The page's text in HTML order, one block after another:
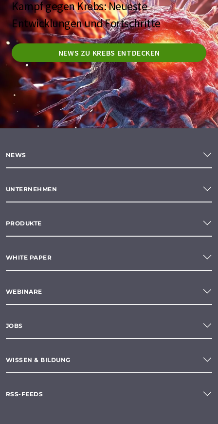
Kampf gegen Krebs: Neueste
Entwicklungen und Fortschritte
NEWS ZU KREBS ENTDECKEN
NEWS
UNTERNEHMEN
PRODUKTE
WHITE PAPER
WEBINARE
JOBS
WISSEN & BILDUNG
RSS-FEEDS